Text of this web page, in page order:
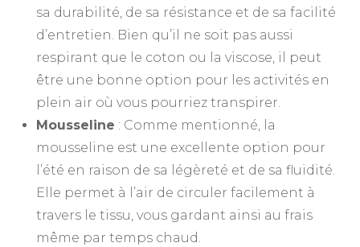
sa durabilité, de sa résistance et de sa facilité
d’entretien. Bien qu’il ne soit pas aussi
respirant que le coton ou la viscose, il peut
être une bonne option pour les activités en
plein air où vous pourriez transpirer.
Mousseline : Comme mentionné, la
mousseline est une excellente option pour
l’été en raison de sa légèreté et de sa fluidité.
Elle permet à l’air de circuler facilement à
travers le tissu, vous gardant ainsi au frais
même par temps chaud.